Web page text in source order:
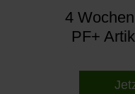
4
PF+